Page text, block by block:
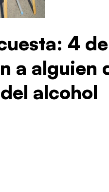
4
a alguien
alcohol